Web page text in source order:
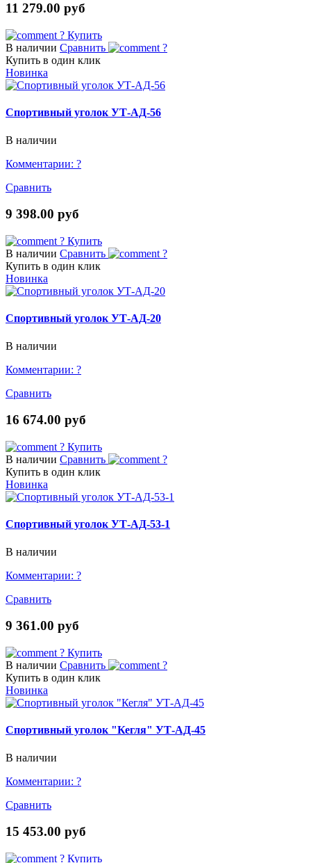
11 279.00 руб
? Купить
В наличии Сравнить
?
Купить в один клик
Новинка
Спортивный уголок УТ-АД-56
В наличии
Комментарии: ?
Сравнить
9 398.00 руб
? Купить
В наличии Сравнить
?
Купить в один клик
Новинка
Спортивный уголок УТ-АД-20
В наличии
Комментарии: ?
Сравнить
16 674.00 руб
? Купить
В наличии Сравнить
?
Купить в один клик
Новинка
Спортивный уголок УТ-АД-53-1
В наличии
Комментарии: ?
Сравнить
9 361.00 руб
? Купить
В наличии Сравнить
?
Купить в один клик
Новинка
Спортивный уголок "Кегля" УТ-АД-45
В наличии
Комментарии: ?
Сравнить
15 453.00 руб
? Купить